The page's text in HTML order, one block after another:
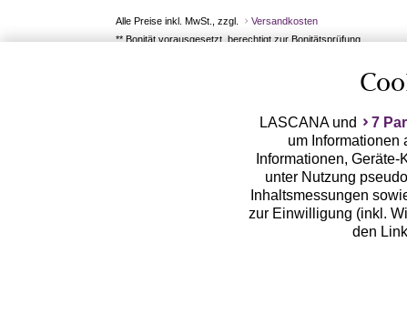
Alle Preise inkl. MwSt., zzgl.
Versandkosten
** Bonität vorausgesetzt, berechtigt zur Bonitätsprüfung
LASCANA und 7
um Informationen
Informationen,
unter Nutzung
Inhaltsmessungen
zur Einwilligung (inkl.
den Link
LASCANA arbeitet mit